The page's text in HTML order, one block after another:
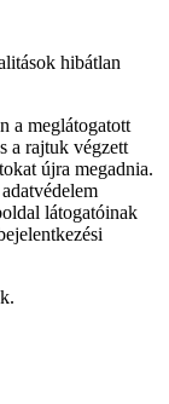
hibátlan
a meglátogatott
a rajtuk végzett
újra megadnia.
látogatóinak